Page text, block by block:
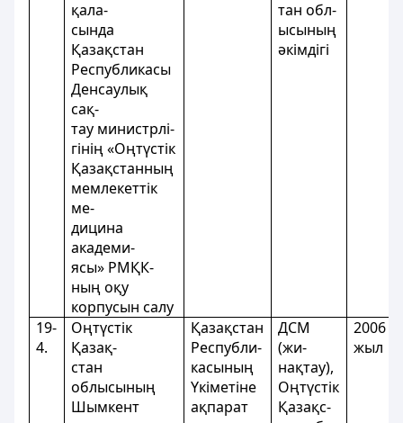
қала-
сында
Қазақстан
Республикасы
Денсаулық
сақ-
тау министрлі-
гінің «Оңтүстік
Қазақстанның
мемлекеттік
ме-
дицина
академи-
ясы» РМҚК-
ның оқу
корпусын салу
тан обл-
ысының
әкімдігі
19-
4.
Оңтүстік
Қазақ-
стан
облысының
Шымкент
Қазақстан
Республи-
касының
Үкіметіне
ақпарат
ДСМ
(жи-
нақтау),
Оңтүстік
Қазақс-
2006
жыл